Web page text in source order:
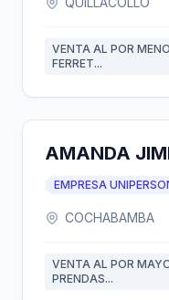
VENTA AL POR
FERRET...
EMPRESA
COCHABAMBA
VENTA AL POR
PRENDAS...